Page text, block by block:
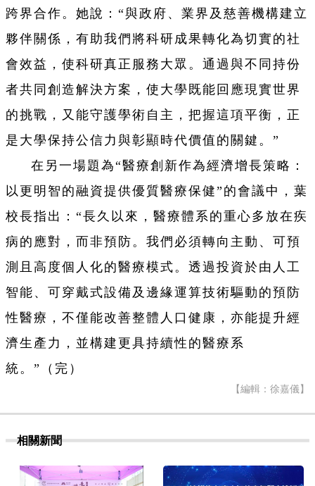
跨界合作。她說：“與政府、業界及慈善機構建立
夥伴關係，有助我們將科研成果轉化為切實的社
會效益，使科研真正服務大眾。通過與不同持份
者共同創造解決方案，使大學既能回應現實世界
的挑戰，又能守護學術自主，把握這項平衡，正
是大學保持公信力與彰顯時代價值的關鍵。”
在另一場題為“醫療創新作為經濟增長策略：
以更明智的融資提供優質醫療保健”的會議中，葉
校長指出：“長久以來，醫療體系的重心多放在疾
病的應對，而非預防。我們必須轉向主動、可預
測且高度個人化的醫療模式。透過投資於由人工
智能、可穿戴式設備及邊緣運算技術驅動的預防
性醫療，不僅能改善整體人口健康，亦能提升經
濟生產力，並構建更具持續性的醫療系
統。”（完）
【編輯：徐嘉儀】
相關新聞